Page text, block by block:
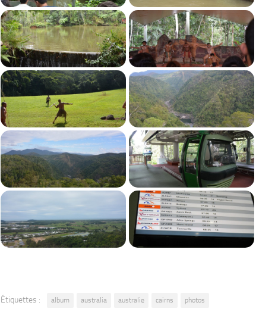
Étiquettes : album australia australie cairns photos